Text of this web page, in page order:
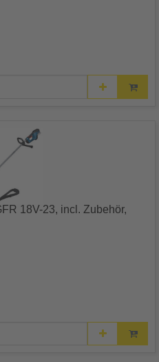
18V-23, incl. Zubehör,